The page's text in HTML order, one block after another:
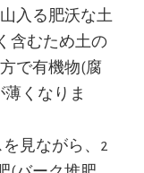
入る肥沃な土
含むため土の
で有機物(腐
くなりま
見ながら、2